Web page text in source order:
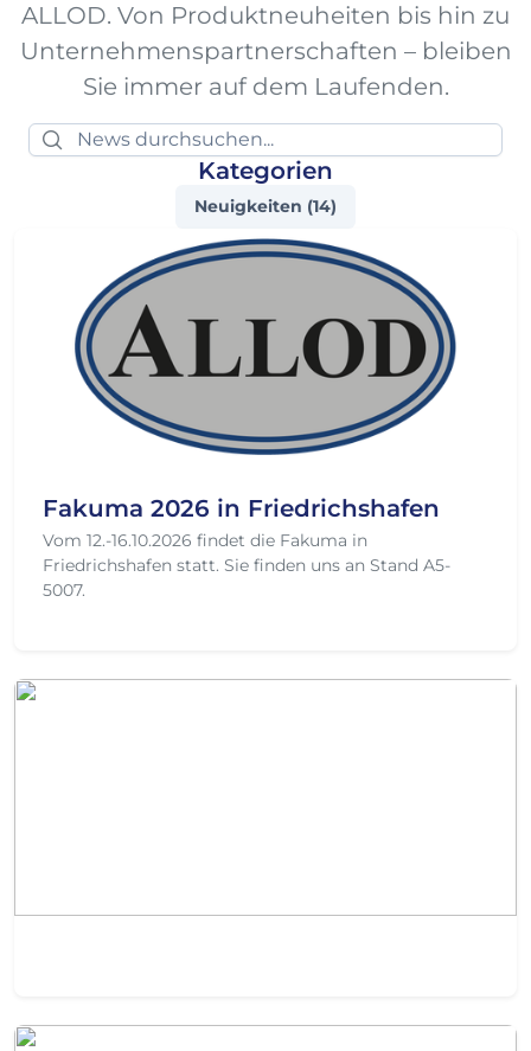
ALLOD. Von Produktneuheiten bis hin zu
Unternehmenspartnerschaften – bleiben
Sie immer auf dem Laufenden.
Kategorien
Neuigkeiten (14)
Fakuma 2026 in Friedrichshafen
Vom 12.-16.10.2026 findet die Fakuma in
Friedrichshafen statt. Sie finden uns an Stand A5-
5007.